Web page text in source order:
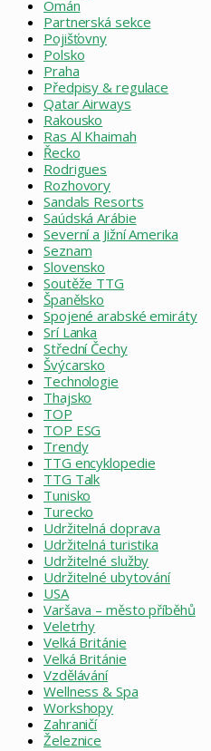
Omán
Partnerská sekce
Pojišťovny
Polsko
Praha
Předpisy & regulace
Qatar Airways
Rakousko
Ras Al Khaimah
Řecko
Rodrigues
Rozhovory
Sandals Resorts
Saúdská Arábie
Severní a Jižní Amerika
Seznam
Slovensko
Soutěže TTG
Španělsko
Spojené arabské emiráty
Srí Lanka
Střední Čechy
Švýcarsko
Technologie
Thajsko
TOP
TOP ESG
Trendy
TTG encyklopedie
TTG Talk
Tunisko
Turecko
Udržitelná doprava
Udržitelná turistika
Udržitelné služby
Udržitelné ubytování
USA
Varšava – město příběhů
Veletrhy
Velká Británie
Velká Británie
Vzdělávání
Wellness & Spa
Workshopy
Zahraničí
Železnice